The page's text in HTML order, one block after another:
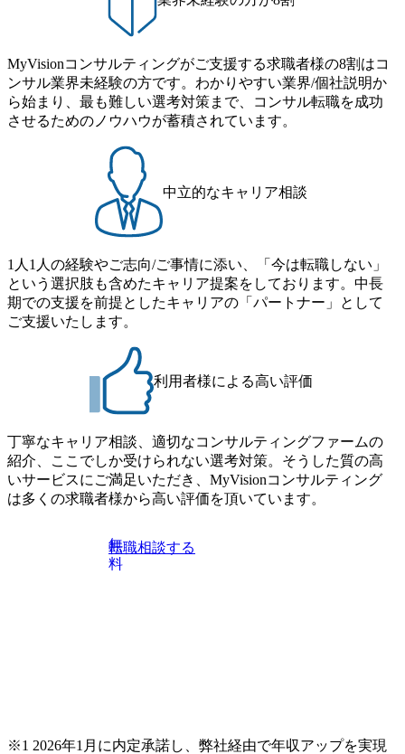
早い段階でFAS系コンサルティングファームの業界像や必
要なスキルセットを深く理解しておけば、転職活動の戦略
は、担当のエージェントの方と早い段階でディスカッショ
ンを行い、業界の特性や必要なスキルについて徹底的に把
握することをお勧めします。 転職前は年収500万円、転職後
は年収650万円になりました。
ームを目指そうとしていたことです。エージェントの方に
言われたことを鵜呑みにするのではなく、自分でも業務レ
年収600万円、転職後は年収700万円になりました。 PMI領
域のプロフェッショナルになるべく、場数を踏みたいと思
っています。経験上、1回のPMIはプロジェクト期間も長く
PDCAを回すのに時間がかかるため、プロジェクトを複数か
け持ちして、より多くの経験を一度にしたいと思っていま
MyVisionコンサルティングがご支援する求職者様の8割はコ
ンサル業界未経験の方です。わかりやすい業界/個社説明か
ら始まり、最も難しい選考対策まで、コンサル転職を成功
させるためのノウハウが蓄積されています。
中立的なキャリア相談
1人1人の経験やご志向/ご事情に添い、「今は転職しない」
という選択肢も含めたキャリア提案をしております。中長
期での支援を前提としたキャリアの「パートナー」として
ご支援いたします。
利用者様による高い評価
丁寧なキャリア相談、適切なコンサルティングファームの
紹介、ここでしか受けられない選考対策。そうした質の高
いサービスにご満足いただき、MyVisionコンサルティング
は多くの求職者様から高い評価を頂いています。
無
料
転職相談する
※1 2026年1月に内定承諾し、弊社経由で年収アップを実現